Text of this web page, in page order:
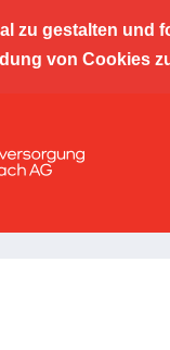
zu gestalten
von Cookies